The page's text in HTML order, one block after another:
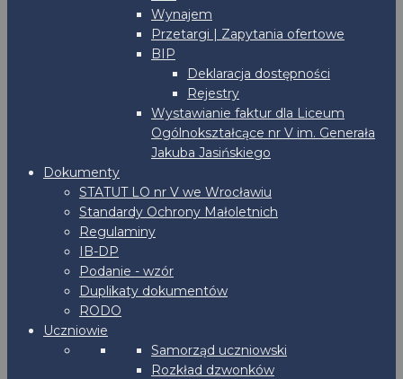
Wynajem
Przetargi | Zapytania ofertowe
BIP
Deklaracja dostępności
Rejestry
Wystawianie faktur dla Liceum
Ogólnokształcące nr V im. Generała
Jakuba Jasińskiego
Dokumenty
STATUT LO nr V we Wrocławiu
Standardy Ochrony Małoletnich
Regulaminy
IB-DP
Podanie - wzór
Duplikaty dokumentów
RODO
Uczniowie
Samorząd uczniowski
Rozkład dzwonków